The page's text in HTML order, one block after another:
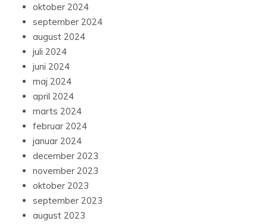
oktober 2024
september 2024
august 2024
juli 2024
juni 2024
maj 2024
april 2024
marts 2024
februar 2024
januar 2024
december 2023
november 2023
oktober 2023
september 2023
august 2023